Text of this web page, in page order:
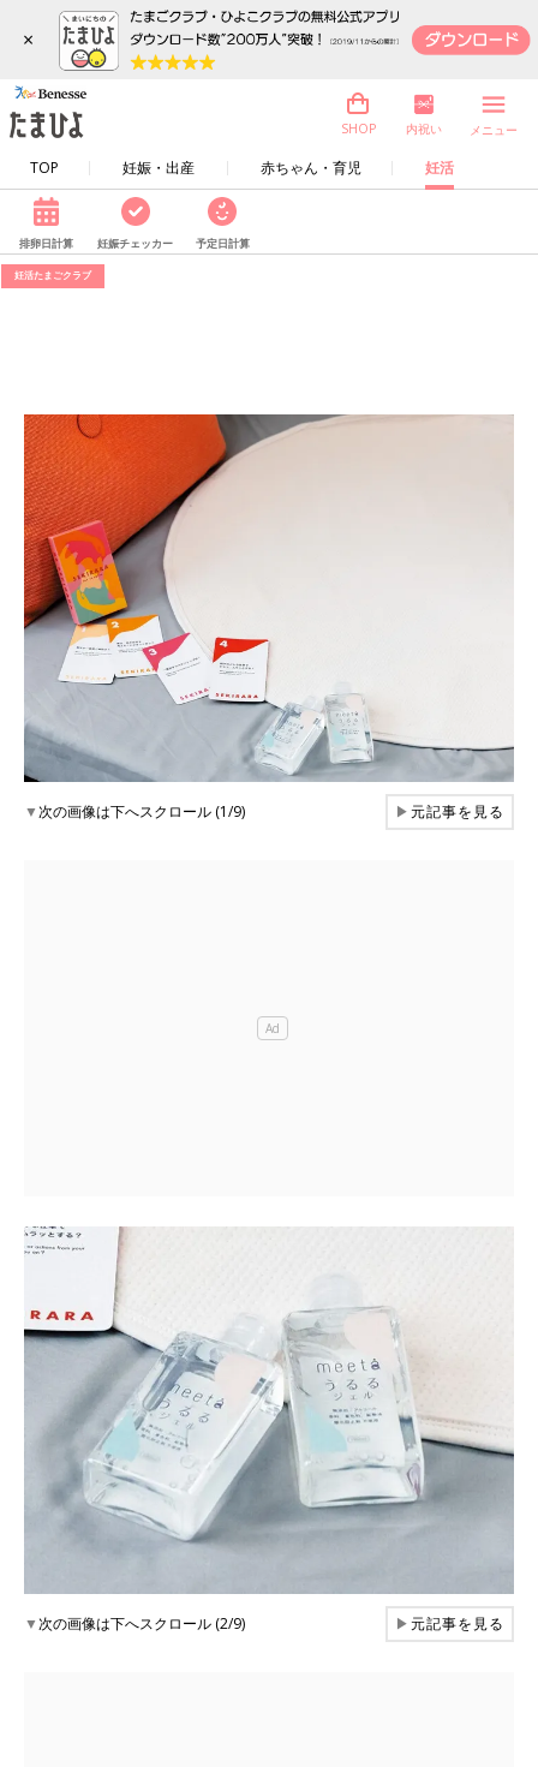
×
TOP 妊娠・出産 赤ちゃん・育児 妊活
SHOP 内祝い メニュー
排卵日計算 妊娠チェッカー 予定日計算
妊活たまごクラブ
▼次の画像は下へスクロール (1/9) ▶元記事を見る
▼次の画像は下へスクロール (2/9) ▶元記事を見る